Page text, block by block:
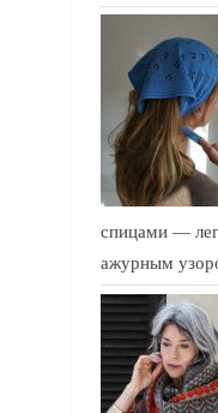
спицами —
ажурным